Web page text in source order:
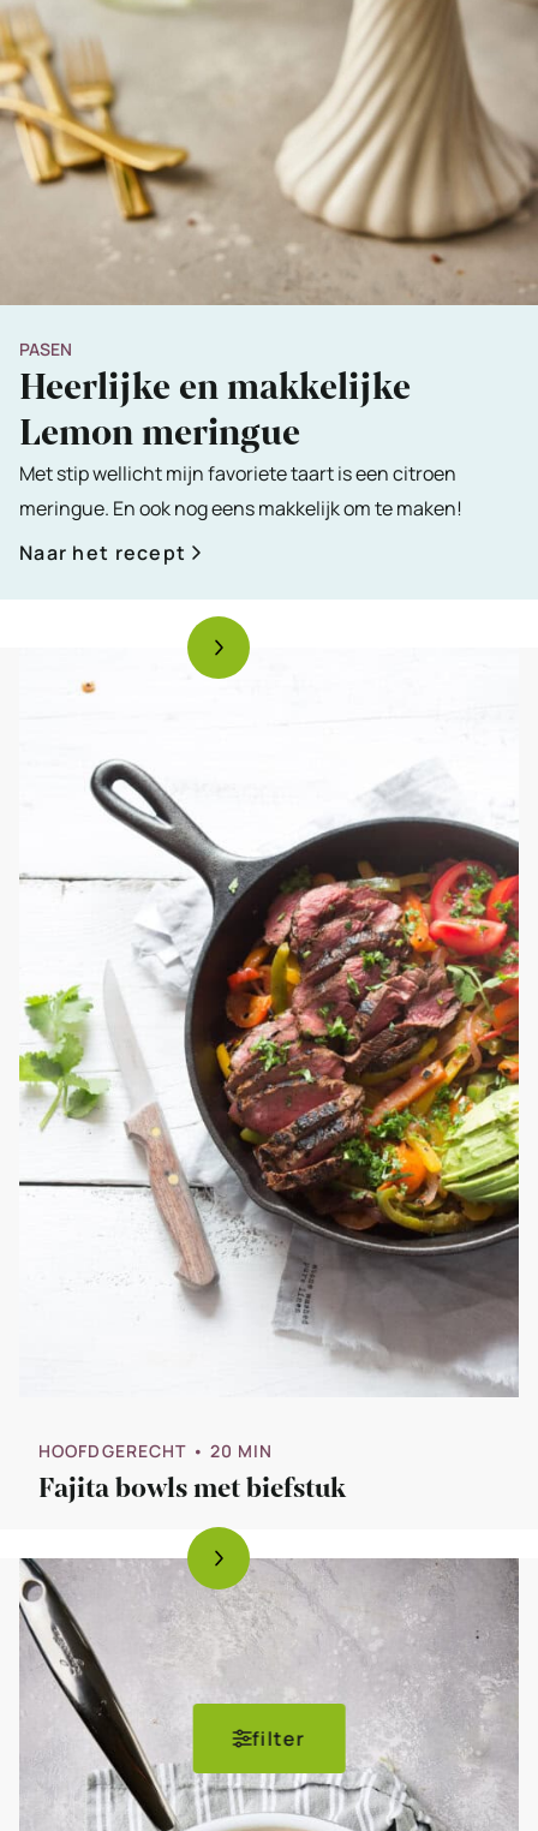
PASEN
Heerlijke en makkelijke
Lemon meringue
Met stip wellicht mijn favoriete taart is een citroen
meringue. En ook nog eens makkelijk om te maken!
Naar het recept
HOOFDGERECHT • 20 MIN
Fajita bowls met biefstuk
filter